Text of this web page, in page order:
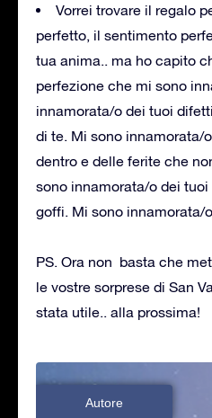
Vorrei trovare il regalo
perfetto, il sentimento
tua anima.. ma ho capito
perfezione che mi sono
innamorata/o dei tuoi
di te. Mi sono innamorata/
dentro e delle ferite che
sono innamorata/o dei tuoi
goffi. Mi sono innamorata/
PS. Ora non basta che
le vostre sorprese di San
stata utile.. alla prossima!
Autore